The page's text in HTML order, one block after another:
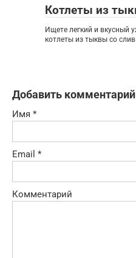
Котлеты из
Ищете легкий и вкусный
котлеты из тыквы со
Добавить комментарий
Имя *
Email *
Комментарий